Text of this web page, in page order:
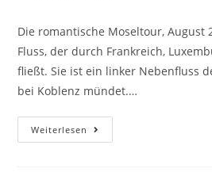
Die romantische Moseltour, August
Fluss, der durch Frankreich,
fließt. Sie ist ein linker Nebenfluss
bei Koblenz mündet.…
Weiterlesen